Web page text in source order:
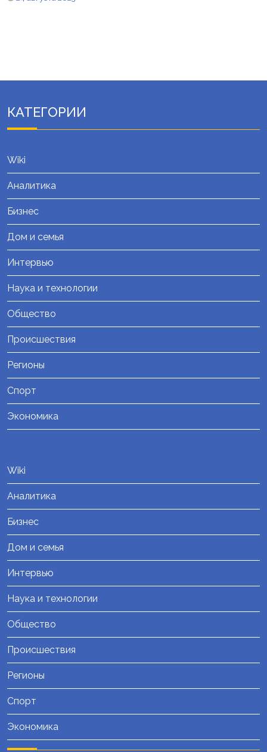
КАТЕГОРИИ
Wiki
Аналитика
Бизнес
Дом и семья
Интервью
Наука и технологии
Общество
Происшествия
Регионы
Спорт
Экономика
Wiki
Аналитика
Бизнес
Дом и семья
Интервью
Наука и технологии
Общество
Происшествия
Регионы
Спорт
Экономика